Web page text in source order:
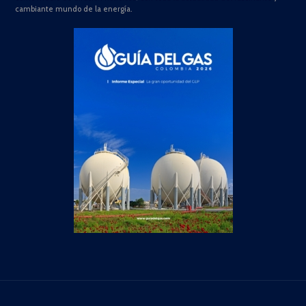
cambiante mundo de la energía.